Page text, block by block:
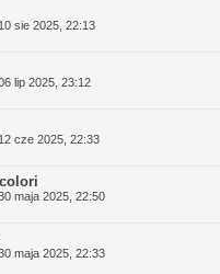
10 sie 2025, 22:13
lip 2025, 23:12
12 cze 2025, 22:33
maja 2025, 22:50
maja 2025, 22:33